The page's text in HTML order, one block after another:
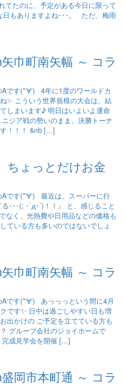
てたのに、予定がある今日に限って
日もありますよね･･･。 ただ、梅雨
矢巾町南矢幅 ～ コラ
です(*‘∀‘) 4年に1度のワールドカ
✨ こういう世界規模の大会は、結
しまいます♪ 明日はいよいよ運命
ジア戦の勢いのまま、決勝トーナ
！！！ &nb […]
ちょっとだけお金
です(*‘∀‘) 最近は、スーパーに行
･･･(; ･`д･´)！！』 と、感じること
く、光熱費や日用品などの価格も
ている方も多いのではないでしょ
矢巾町南矢幅 ～ コラ
です(*‘∀‘) あっっっという間に4月
です✨ 日中は過ごしやすい日も増
出かけの ご予定を立てている方も
グループ会社のジョイホームで
完成見学会を開催 […]
盛岡市本町通 ～ コラ